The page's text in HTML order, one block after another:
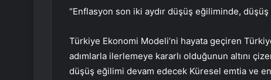
“Enflasyon son iki aydır düşüş eğiliminde,
Türkiye Ekonomi Modeli’ni hayata geçiren
adımlarla ilerlemeye kararlı olduğunun altını
düşüş eğilimi devam edecek Küresel emtia ve